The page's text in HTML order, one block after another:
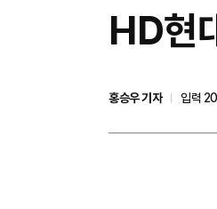
HD현
홍승우 기자
입력